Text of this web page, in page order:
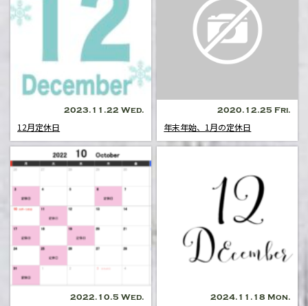
2023.11.22 Wed.
12月定休日
2020.12.25 Fri.
年末年始、1月の定休日
2022.10.5 Wed. 2024.11.18 Mon.